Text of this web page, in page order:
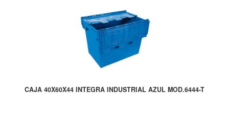
CAJA 40X60X44 INTEGRA INDUSTRIAL AZUL MOD.6444-T